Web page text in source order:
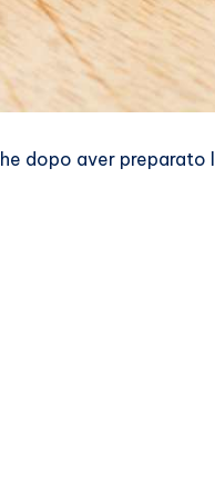
dopo aver preparato